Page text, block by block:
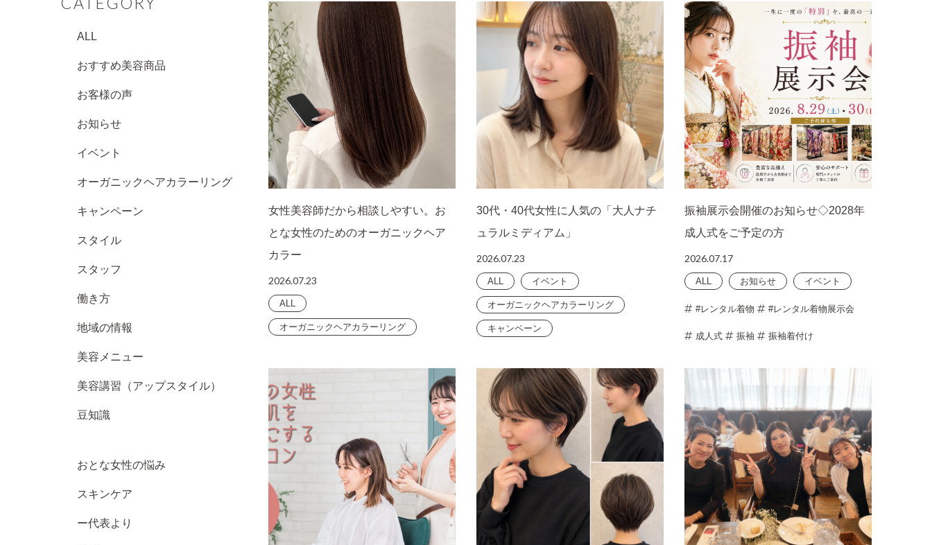
ALL
おすすめ美容商品
お客様の声
お知らせ
イベント
オーガニックヘアカラーリング
キャンペーン
スタイル
スタッフ
働き方
地域の情報
美容メニュー
美容講習（アップスタイル）
豆知識
おとな女性の悩み
スキンケア
ー代表より
女性美容師だから相談しやすい。お
とな女性のためのオーガニックヘア
カラー
2026.07.23
ALL
オーガニックヘアカラーリング
30代・40代女性に人気の「大人ナチ
ュラルミディアム」
2026.07.23
ALL イベント
オーガニックヘアカラーリング
キャンペーン
振袖展示会開催のお知らせ◇2028年
成人式をご予定の方
2026.07.17
ALL お知らせ イベント
#レンタル着物 #レンタル着物展示会
成人式 振袖 振袖着付け